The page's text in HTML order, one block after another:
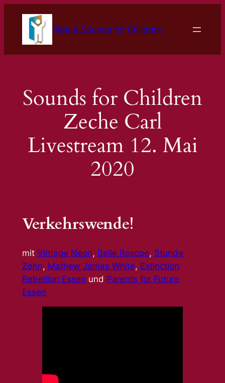
springen
Ride & Sounds for Children
Sounds for Children
Zeche Carl
Livestream 12. Mai
2020
Verkehrswende!
mit Vintage Neon, Belle Roscoe, Stunde
Zehn, Mathew James White, Extinction
Rebellion Essen und Parents for Future
Essen